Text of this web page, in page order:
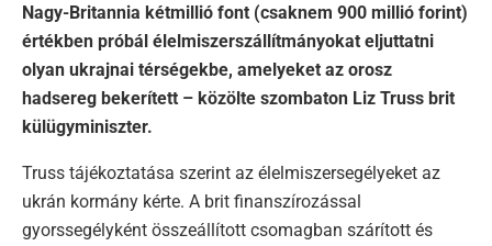
Nagy-Britannia kétmillió font (csaknem 900 millió forint)
értékben próbál élelmiszerszállítmányokat eljuttatni
olyan ukrajnai térségekbe, amelyeket az orosz
hadsereg bekerített – közölte szombaton Liz Truss brit
külügyminiszter.
Truss tájékoztatása szerint az élelmiszersegélyeket az
ukrán kormány kérte. A brit finanszírozással
gyorssegélyként összeállított csomagban szárított és